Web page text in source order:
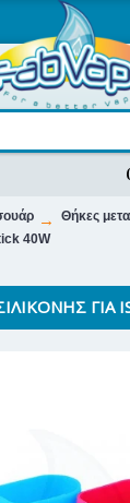
Θήκες
40W
ΓΙΑ